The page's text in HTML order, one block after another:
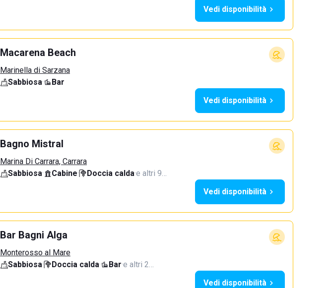
Vedi disponibilità
Macarena Beach
Marinella di Sarzana
Sabbiosa·
Bar
Vedi disponibilità
Bagno Mistral
Marina Di Carrara, Carrara
Sabbiosa· Cabine· Doccia calda·e altri 9…
Vedi disponibilità
Bar Bagni Alga
Monterosso al Mare
Sabbiosa· Doccia calda· Bar·e altri 2…
Vedi disponibilità